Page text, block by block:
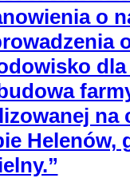
o
na
Helenów,